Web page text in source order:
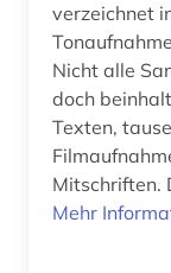
verzeichnet
Nicht alle
doch
Texten,
Mitschriften.
Mehr